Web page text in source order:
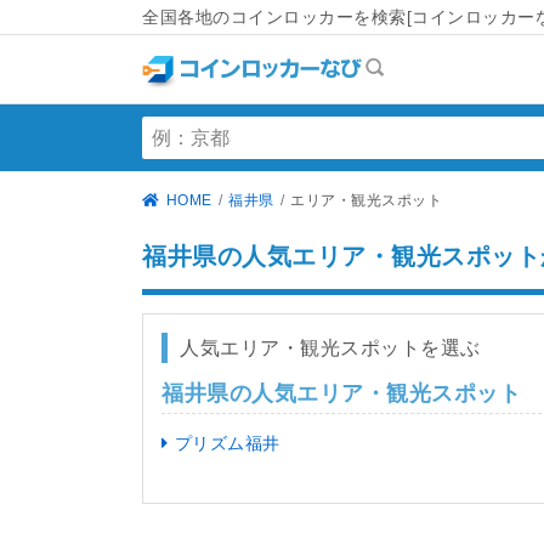
全国各地のコインロッカーを検索[コインロッカー
HOME 福井県 エリア・観光スポット
福井県の人気エリア・観光スポッ
人気エリア・観光スポットを選ぶ
福井県の人気エリア・観光スポット
プリズム福井